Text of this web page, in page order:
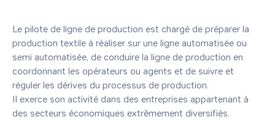
Le pilote de ligne de production est chargé de préparer la
production textile à réaliser sur une ligne automatisée ou
semi automatisée, de conduire la ligne de production en
coordonnant les opérateurs ou agents et de suivre et
réguler les dérives du processus de production.
Il exerce son activité dans des entreprises appartenant à
des secteurs économiques extrêmement diversifiés.